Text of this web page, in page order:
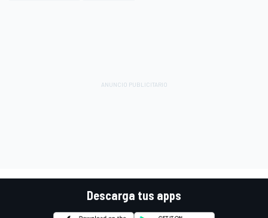
Descarga tus apps